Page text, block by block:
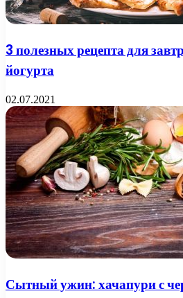
3 полезных рецепта для
йогурта
02.07.2021
Сытный ужин: хачапури с